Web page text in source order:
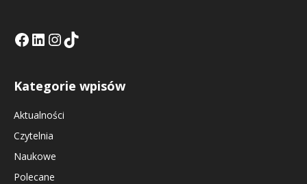
Facebook
LinkedIn
Tik Tok KEInstagramm KE
Kategorie wpisów
Aktualności
Czytelnia
Naukowe
Polecane